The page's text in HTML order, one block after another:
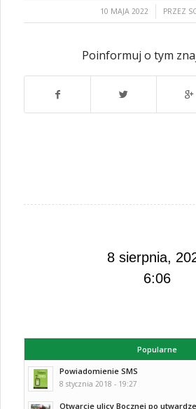
10 MAJA 2022
/ PRZEZ
Poinformuj o tym
8 sierpnia,
6:06
Popularne
Powiadomienie SMS
8 stycznia 2018 - 19:27
Otwarcie ulicy Bocznej po